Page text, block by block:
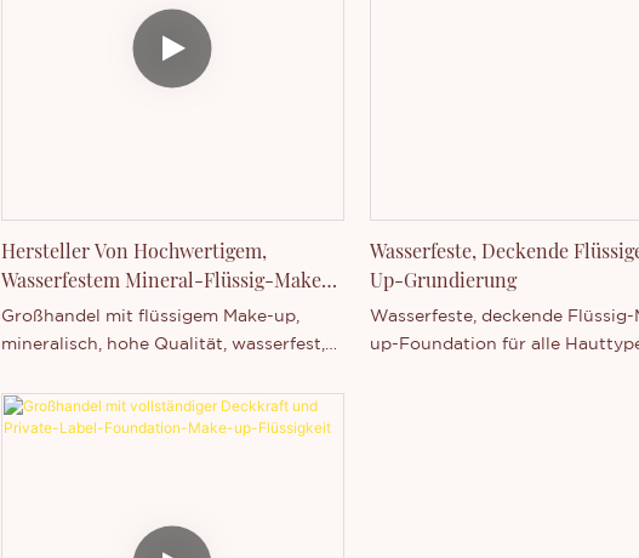
möglich, inklusive Logodruck,
Formelanpassung und
Verpackungsdesign.
Hersteller Von Hochwertigem,
Wasserfestem Mineral-Flüssig-Make-
Up
Großhandel mit flüssigem Make-up,
mineralisch, hohe Qualität, wasserfest,
kostenloses Logo-Design.
Wasserfeste, Deckende
Up-Grundierung
Wasserfeste, deckende Flüssig-
up-Foundation für alle